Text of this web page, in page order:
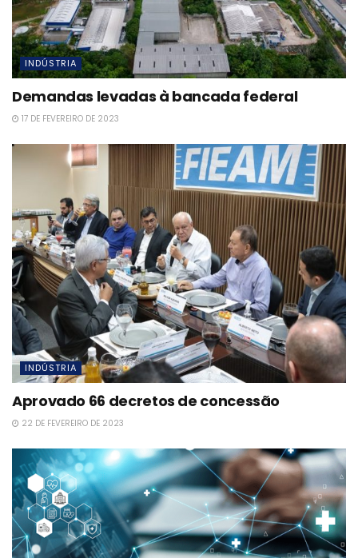
INDÚSTRIA
Demandas levadas à bancada federal
17 DE FEVEREIRO DE 2023
INDÚSTRIA
Aprovado 66 decretos de concessão
22 DE FEVEREIRO DE 2023